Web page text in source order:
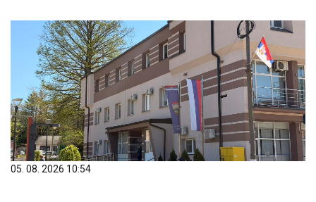
05. 08. 2026 10:54